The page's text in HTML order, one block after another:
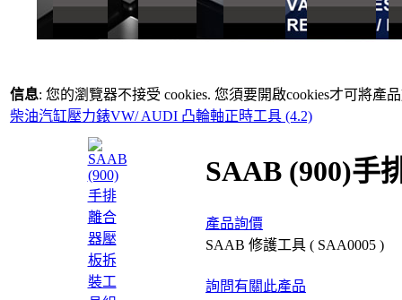
信息: 您的瀏覽器不接受 cookies. 您須要開啟cookies才可將產
柴油汽缸壓力錶VW/ AUDI 凸輪軸正時工具 (4.2)
SAAB (900)手
產品詢價
SAAB 修護工具 ( SAA0005 )
詢問有關此產品